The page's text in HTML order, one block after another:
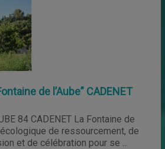
de l’Aube” CADENET
84 CADENET La Fontaine de
de ressourcement, de
et de célébration pour se ...